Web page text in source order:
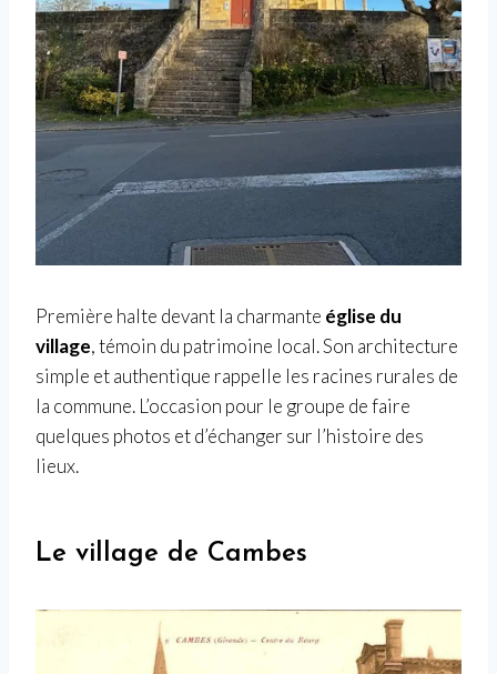
Première halte devant la charmante église du
village, témoin du patrimoine local. Son architecture
simple et authentique rappelle les racines rurales de
la commune. L’occasion pour le groupe de faire
quelques photos et d’échanger sur l’histoire des
lieux.
Le village de Cambes